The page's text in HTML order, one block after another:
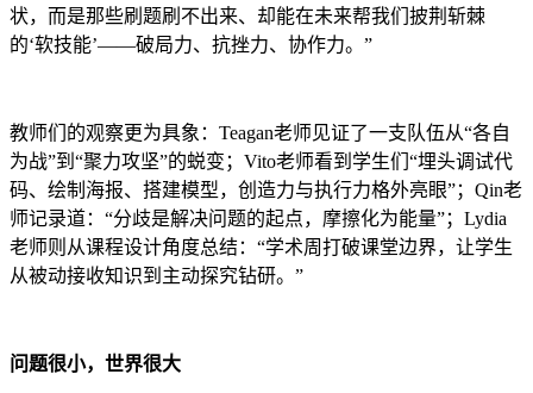
状，而是那些刷题刷不出来、却能在未来帮我们披荆斩棘
的‘软技能’——破局力、抗挫力、协作力。”
教师们的观察更为具象：Teagan老师见证了一支队伍从“各自
为战”到“聚力攻坚”的蜕变；Vito老师看到学生们“埋头调试代
码、绘制海报、搭建模型，创造力与执行力格外亮眼”；Qin老
师记录道：“分歧是解决问题的起点，摩擦化为能量”；Lydia
老师则从课程设计角度总结：“学术周打破课堂边界，让学生
从被动接收知识到主动探究钻研。”
问题很小，世界很大